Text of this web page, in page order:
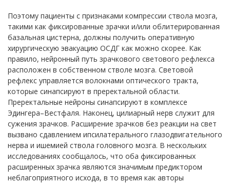
Поэтому пациенты с признаками компрессии ствола мозга,
такими как фиксированные зрачки и/или облитерированная
базальная цистерна, должны получить оперативную
хирургическую эвакуацию ОСДГ как можно скорее. Как
правило, нейронный путь зрачкового светового рефлекса
расположен в собственном стволе мозга. Световой
рефлекс управляется волокнами оптического тракта,
которые синапсируют в преректальной области.
Преректальные нейроны синапсируют в комплексе
Эдингера–Вестфаля. Наконец, цилиарный нерв служит для
сужения зрачков. Расширение зрачков без реакции на свет
вызвано сдавлением ипсилатерального глазодвигательного
нерва и ишемией ствола головного мозга. В нескольких
исследованиях сообщалось, что оба фиксированных
расширенных зрачка являются значимым предиктором
неблагоприятного исхода, в то время как авторы